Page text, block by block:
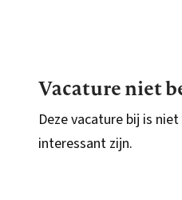
Vacature niet
Deze vacature bij is
interessant zijn.